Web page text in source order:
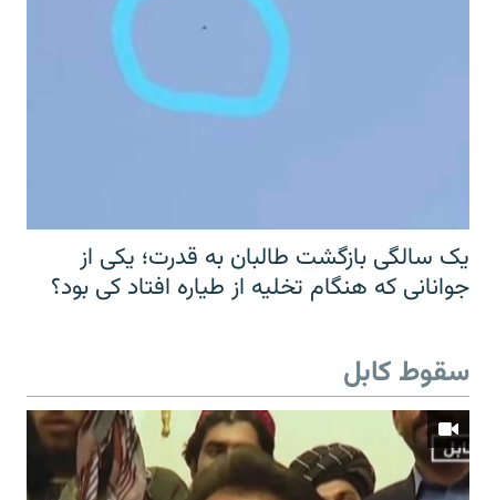
یک سالگی بازگشت طالبان به قدرت؛ یکی از
جوانانی که هنگام تخلیه از طیاره افتاد کی بود؟
سقوط کابل